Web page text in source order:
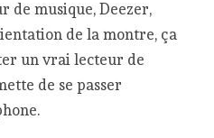
de musique, Deezer,
de la montre, ça
un vrai lecteur de
de se passer